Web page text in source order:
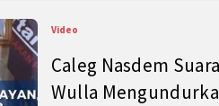
Video
Caleg Nasdem
Wulla